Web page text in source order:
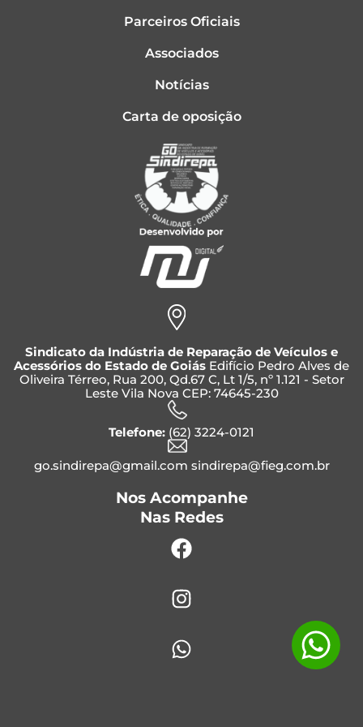
Parceiros Oficiais
Associados
Notícias
Carta de oposição
Sindicato da Indústria de Reparação de Veículos e
Acessórios do Estado de Goiás Edifício Pedro Alves de
Oliveira Térreo, Rua 200, Qd.67 C, Lt 1/5, nº 1.121 - Setor
Leste Vila Nova CEP: 74645-230
Telefone: (62) 3224-0121
go.sindirepa@gmail.com sindirepa@fieg.com.br
Nos Acompanhe
Nas Redes
Facebook
Instagram
Whatsapp